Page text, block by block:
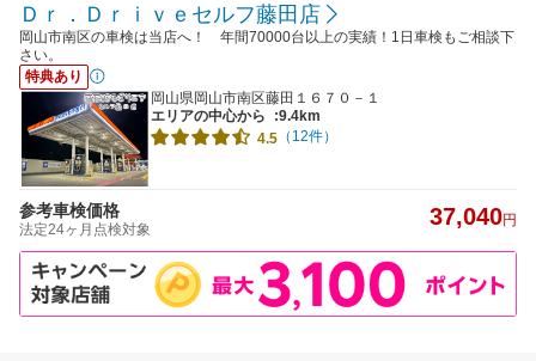
Ｄｒ．Ｄｒｉｖｅセルフ藤田店
岡山市南区の車検は当店へ！ 年間70000台以上の実績！1日車検もご相談下
さい。
特典あり
岡山県岡山市南区藤田１６７０－１
エリアの中心から
:9.4km
4.5 （12件）
参考車検価格
法定24ヶ月点検対象 37,040円